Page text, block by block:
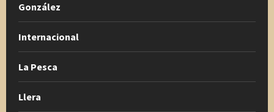
González
Internacional
La Pesca
Llera